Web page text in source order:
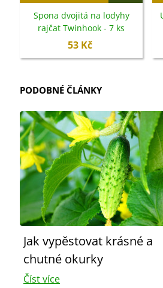
Spona dvojitá na lodyhy
rajčat Twinhook - 7 ks
53 Kč
PODOBNÉ ČLÁNKY
Jak vypěstovat krásné a
chutné okurky
Číst více